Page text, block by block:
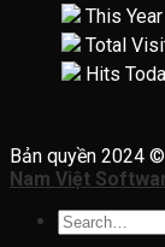
This
Total
Hits
Bản quyền 2024 ©
Nam Việt
Search
for: